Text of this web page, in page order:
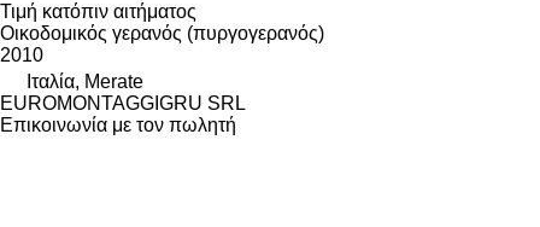
Τιμή κατόπιν αιτήματος
Οικοδομικός γερανός (πυργογερανός)
2010
Ιταλία, Merate
EUROMONTAGGIGRU SRL
Επικοινωνία με τον πωλητή